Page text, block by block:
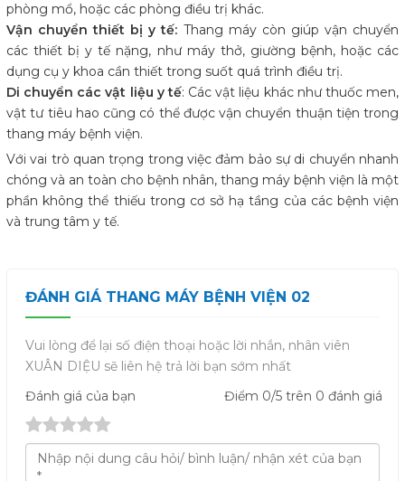
phòng mổ, hoặc các phòng điều trị khác.
Vận chuyển thiết bị y tế: Thang máy còn giúp vận chuyển
các thiết bị y tế nặng, như máy thở, giường bệnh, hoặc các
dụng cụ y khoa cần thiết trong suốt quá trình điều trị.
Di chuyển các vật liệu y tế: Các vật liệu khác như thuốc men,
vật tư tiêu hao cũng có thể được vận chuyển thuận tiện trong
thang máy bệnh viện.
Với vai trò quan trọng trong việc đảm bảo sự di chuyển nhanh
chóng và an toàn cho bệnh nhân, thang máy bệnh viện là một
phần không thể thiếu trong cơ sở hạ tầng của các bệnh viện
và trung tâm y tế.
ĐÁNH GIÁ THANG MÁY BỆNH VIỆN 02
Vui lòng để lại số điện thoại hoặc lời nhắn, nhân viên
XUÂN DIỆU sẽ liên hệ trả lời bạn sớm nhất
Đánh giá của bạn Điểm 0/5 trên 0 đánh giá